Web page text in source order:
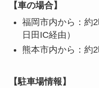
【車の場合】
福岡市内から：約
日田IC経由）
熊本市内から：約
【駐車場情報】